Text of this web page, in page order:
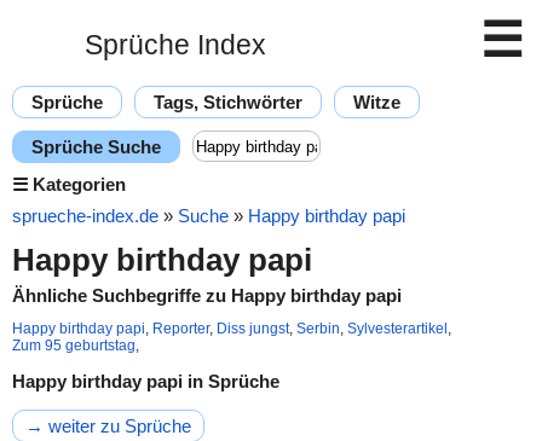
Sprüche Index ☰
Sprüche Tags, Stichwörter Witze
Sprüche Suche
☰ Kategorien
sprueche-index.de » Suche » Happy birthday papi
Happy birthday papi
Ähnliche Suchbegriffe zu Happy birthday papi
Happy birthday papi, Reporter, Diss jungst, Serbin, Sylvesterartikel ,
Zum 95 geburtstag,
Happy birthday papi in Sprüche
→ weiter zu Sprüche